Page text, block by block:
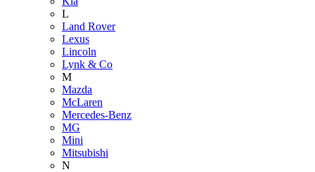
L
Land Rover
Lexus
Lincoln
Lynk & Co
M
Mazda
McLaren
Mercedes-Benz
MG
Mini
Mitsubishi
N